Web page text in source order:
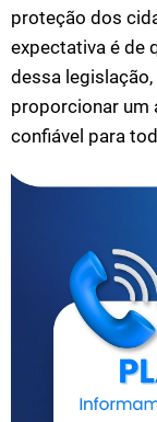
proteção dos
expectativa é de
dessa
proporcionar um
confiável para